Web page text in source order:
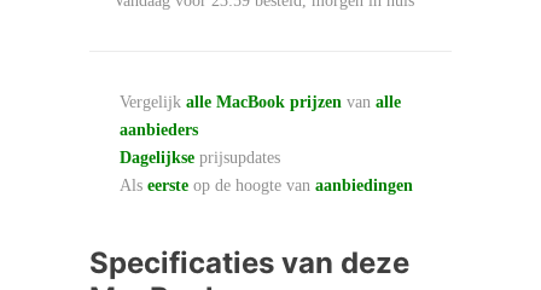
Vergelijk alle MacBook prijzen van alle
aanbieders
Dagelijkse prijsupdates
Als eerste op de hoogte van aanbiedingen
Specificaties van deze